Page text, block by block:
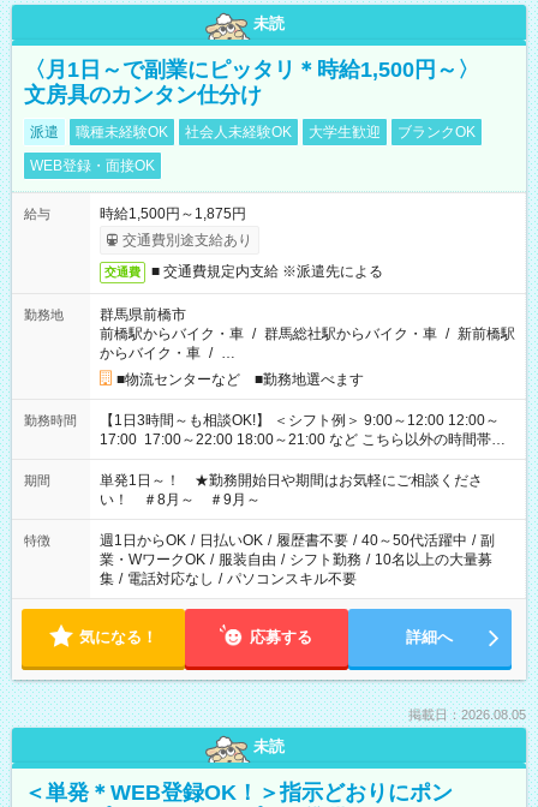
未読
〈月1日～で副業にピッタリ＊時給1,500円～〉
文房具のカンタン仕分け
派遣 職種未経験OK 社会人未経験OK 大学生歓迎
ブランクOK
WEB登録・面接OK
給与
時給1,500円～1,875円
交通費別途支給あり
交通費 ■ 交通費規定内支給 ※派遣先による
勤務地
群馬県前橋市
前橋駅からバイク・車 / 群馬総社駅からバイク・車 / 新前橋駅
からバイク・車 / …
■物流センターなど ■勤務地選べます
勤務時間
【1日3時間～も相談OK!】 ＜シフト例＞ 9:00～12:00 12:00～
17:00 17:00～22:00 18:00～21:00 など こちら以外の時間帯も
お気軽にご相談ください！
期間
単発1日～！ ★勤務開始日や期間はお気軽にご相談くださ
い！ ＃8月～ ＃9月～
特徴 週1日からOK / 日払いOK / 履歴書不要 / 40～50代活躍中 / 副
業・WワークOK / 服装自由 / シフト勤務 / 10名以上の大量募
集 / 電話対応なし / パソコンスキル不要
気になる！ 応募する 詳細へ
掲載日：2026.08.05
未読
＜単発＊WEB登録OK！＞指示どおりにポン